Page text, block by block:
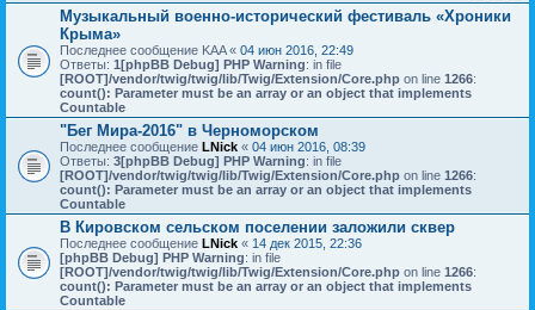
Музыкальный военно-исторический фестиваль «Хроники
Крыма»
Последнее сообщение KAA« 04 июн 2016, 22:49
Ответы: 1 [phpBB Debug] PHP Warning: in file
[ROOT]/vendor/twig/twig/lib/Twig/Extension/Core.php on line 1266:
count(): Parameter must be an array or an object that implements
Countable
"Бег Мира-2016" в Черноморском
Последнее сообщение LNick « 04 июн 2016, 08:39
Ответы: 3[phpBB Debug] PHP Warning: in file
[ROOT]/vendor/twig/twig/lib/Twig/Extension/Core.php on line 1266:
count(): Parameter must be an array or an object that implements
Countable
В Кировском сельском поселении заложили сквер
Последнее сообщение LNick « 14 дек 2015, 22:36
[phpBB Debug] PHP Warning: in file
[ROOT]/vendor/twig/twig/lib/Twig/Extension/Core.php on line 1266:
count(): Parameter must be an array or an object that implements
Countable